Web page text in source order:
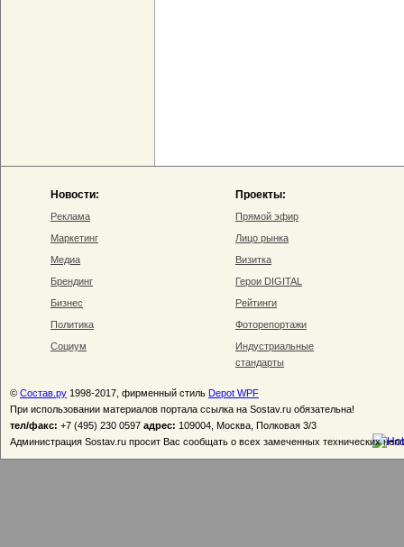
Новости:
Реклама
Маркетинг
Медиа
Брендинг
Бизнес
Политика
Социум
Проекты:
Прямой эфир
Лицо рынка
Визитка
Герои DIGITAL
Рейтинги
Фоторепортажи
Индустриальные
стандарты
© Состав.ру 1998-2017, фирменный стиль Depot WPF
При использовании материалов портала ссылка на Sostav.ru обязательна!
тел/факс: +7 (495) 230 0597 адрес: 109004, Москва, Полковая 3/3
Администрация Sostav.ru просит Вас сообщать о всех замеченных технических